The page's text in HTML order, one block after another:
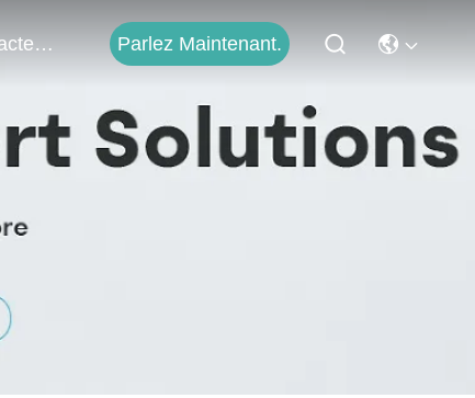
Contactez-Nous Parlez Maintenant.